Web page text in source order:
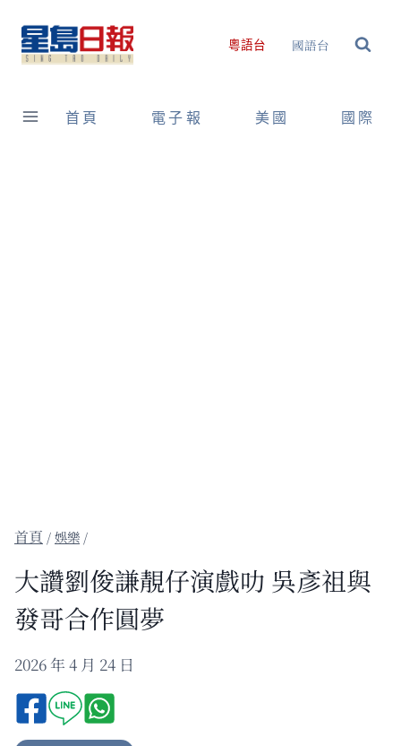
content
粵語台 國語台
首頁 電子報 美國 國際
/娛樂 /
大讚劉俊謙靚仔演戲叻 吳彥祖與
發哥合作圓夢
2026 年 4 月 24 日